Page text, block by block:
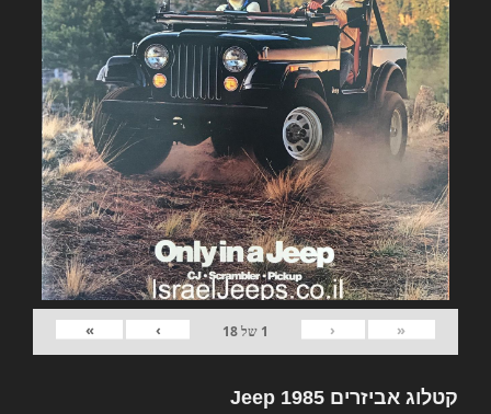
«
‹
1 של18
›
»
קטלוג אביזרים Jeep 1985